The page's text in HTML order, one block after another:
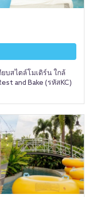
บสไตล์โมเดิร์น ใกล้
and Bake (รหัสKC)